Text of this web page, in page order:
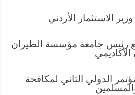
الاستثمار الأردني
رئيس جامعة مؤسسة الطيران
الأكاديمي
الدولي الثاني لمكافحة